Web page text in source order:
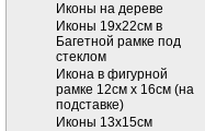
Иконы на дереве
Иконы 19х22см в
Багетной рамке под
стеклом
Икона в фигурной
рамке 12см х 16см (на
подставке)
Иконы 13х15см